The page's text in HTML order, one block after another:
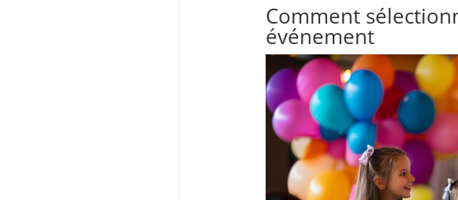
Comment
événement